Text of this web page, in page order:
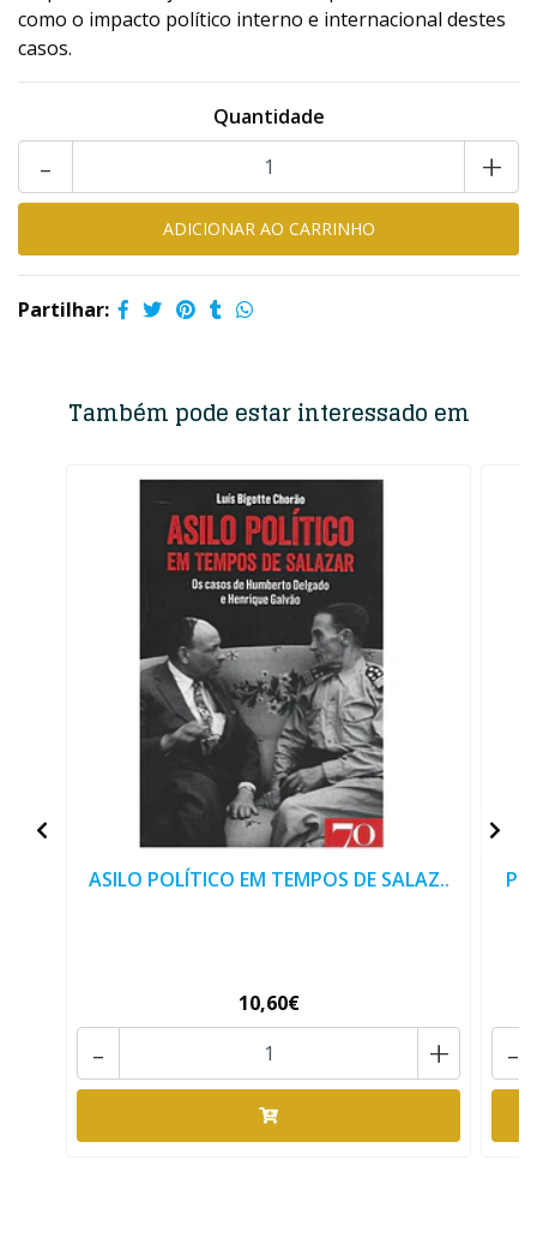
como o impacto político interno e internacional destes
casos.
Quantidade
+
-
Partilhar:
Também pode estar interessado em
ASILO POLÍTICO EM TEMPOS DE SALAZ..
10,60€
+
- -